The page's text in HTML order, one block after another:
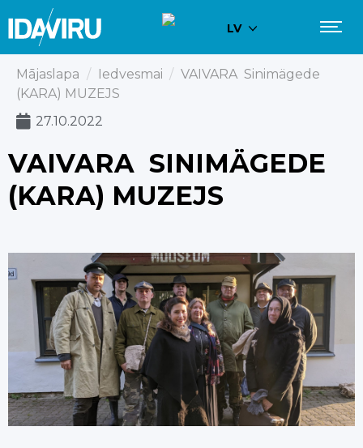
LV
Mājaslapa / Iedvesmai / VAIVARA Sinimägede
(KARA) MUZEJS
27.10.2022
VAIVARA SINIMÄGEDE
(KARA) MUZEJS